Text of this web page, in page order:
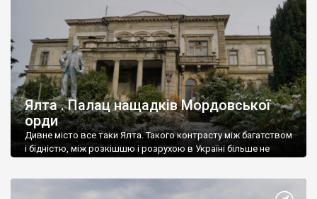
Ялта . Палац нащадків Мордовської
орди
Дивне місто все таки Ялта. Такого контрасту між багатством
і бідністю, між розкішшю і розрухою в Україні більше не